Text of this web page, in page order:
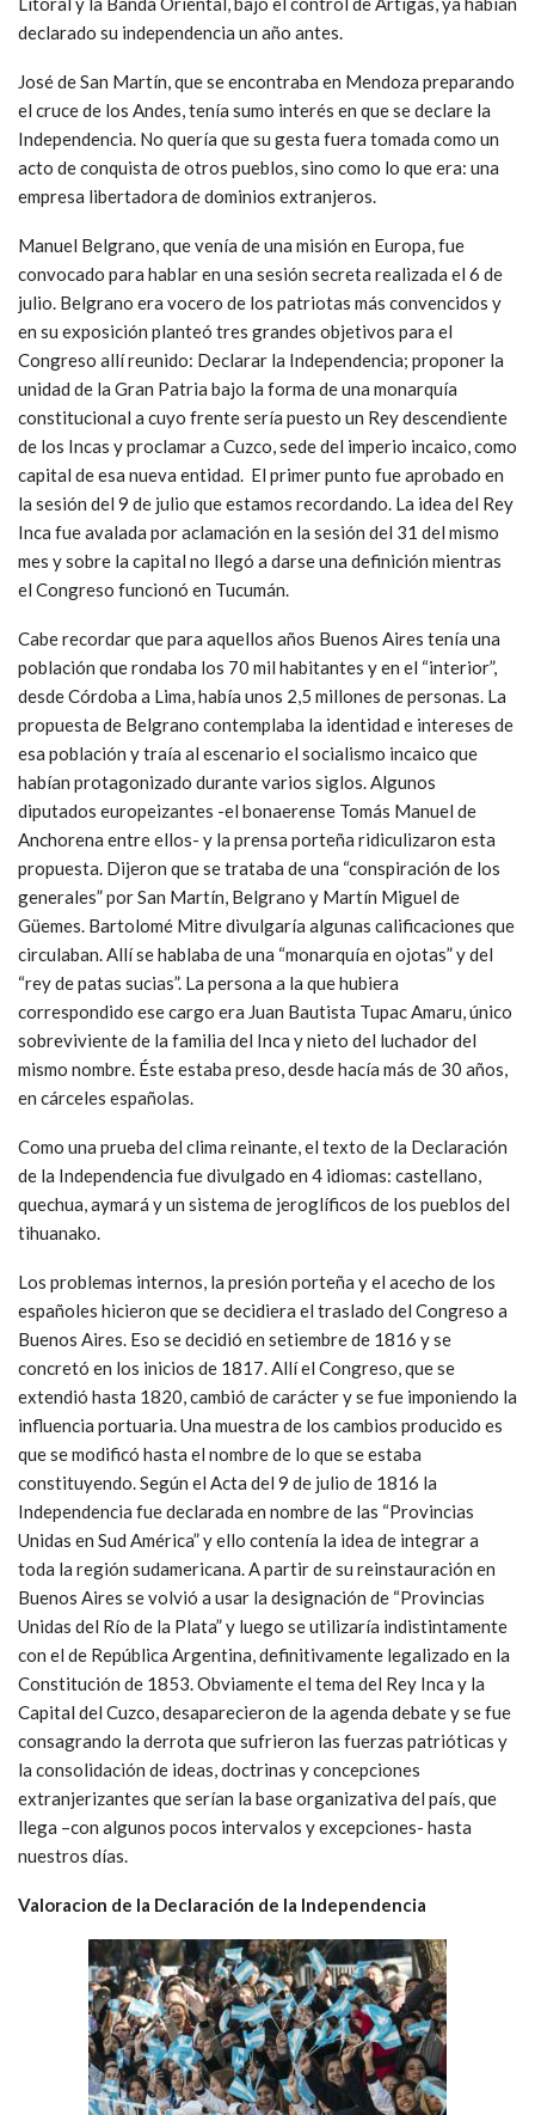
declarado su independencia un año antes.
José de San Martín, que se encontraba en Mendoza preparando
el cruce de los Andes, tenía sumo interés en que se declare la
Independencia. No quería que su gesta fuera tomada como un
acto de conquista de otros pueblos, sino como lo que era: una
empresa libertadora de dominios extranjeros.
Manuel Belgrano, que venía de una misión en Europa, fue
convocado para hablar en una sesión secreta realizada el 6 de
julio. Belgrano era vocero de los patriotas más convencidos y
en su exposición planteó tres grandes objetivos para el
Congreso allí reunido: Declarar la Independencia; proponer la
unidad de la Gran Patria bajo la forma de una monarquía
constitucional a cuyo frente sería puesto un Rey descendiente
de los Incas y proclamar a Cuzco, sede del imperio incaico, como
capital de esa nueva entidad. El primer punto fue aprobado en
la sesión del 9 de julio que estamos recordando. La idea del Rey
Inca fue avalada por aclamación en la sesión del 31 del mismo
mes y sobre la capital no llegó a darse una definición mientras
el Congreso funcionó en Tucumán.
Cabe recordar que para aquellos años Buenos Aires tenía una
población que rondaba los 70 mil habitantes y en el “interior”,
desde Córdoba a Lima, había unos 2,5 millones de personas. La
propuesta de Belgrano contemplaba la identidad e intereses de
esa población y traía al escenario el socialismo incaico que
habían protagonizado durante varios siglos. Algunos
diputados europeizantes -el bonaerense Tomás Manuel de
Anchorena entre ellos- y la prensa porteña ridiculizaron esta
propuesta. Dijeron que se trataba de una “conspiración de los
generales” por San Martín, Belgrano y Martín Miguel de
Güemes. Bartolomé Mitre divulgaría algunas calificaciones que
circulaban. Allí se hablaba de una “monarquía en ojotas” y del
“rey de patas sucias”. La persona a la que hubiera
correspondido ese cargo era Juan Bautista Tupac Amaru, único
sobreviviente de la familia del Inca y nieto del luchador del
mismo nombre. Éste estaba preso, desde hacía más de 30 años,
en cárceles españolas.
Como una prueba del clima reinante, el texto de la Declaración
de la Independencia fue divulgado en 4 idiomas: castellano,
quechua, aymará y un sistema de jeroglíficos de los pueblos del
tihuanako.
Los problemas internos, la presión porteña y el acecho de los
españoles hicieron que se decidiera el traslado del Congreso a
Buenos Aires. Eso se decidió en setiembre de 1816 y se
concretó en los inicios de 1817. Allí el Congreso, que se
extendió hasta 1820, cambió de carácter y se fue imponiendo la
influencia portuaria. Una muestra de los cambios producido es
que se modificó hasta el nombre de lo que se estaba
constituyendo. Según el Acta del 9 de julio de 1816 la
Independencia fue declarada en nombre de las “Provincias
Unidas en Sud América” y ello contenía la idea de integrar a
toda la región sudamericana. A partir de su reinstauración en
Buenos Aires se volvió a usar la designación de “Provincias
Unidas del Río de la Plata” y luego se utilizaría indistintamente
con el de República Argentina, definitivamente legalizado en la
Constitución de 1853. Obviamente el tema del Rey Inca y la
Capital del Cuzco, desaparecieron de la agenda debate y se fue
consagrando la derrota que sufrieron las fuerzas patrióticas y
la consolidación de ideas, doctrinas y concepciones
extranjerizantes que serían la base organizativa del país, que
llega –con algunos pocos intervalos y excepciones- hasta
nuestros días.
Valoracion de la Declaración de la Independencia